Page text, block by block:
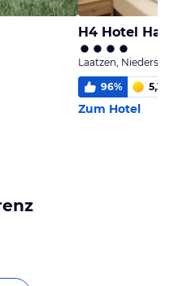
H4 Hotel
Laatzen,
96% 5,3
Zum Hotel